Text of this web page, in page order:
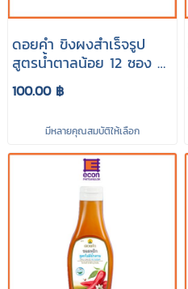
ดอยคำ ขิงผงสำเร็จรูป
สูตรน้ำตาลน้อย 12 ซอง มี
หลายราคา
100.00 ฿
มีหลายคุณสมบัติให้เลือก